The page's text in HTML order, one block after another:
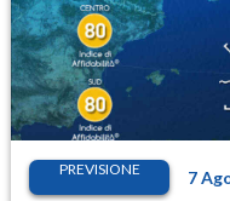
PREVISIONE 7